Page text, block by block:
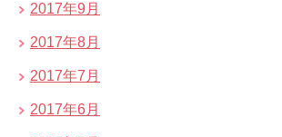
2017年9月
2017年8月
2017年7月
2017年6月